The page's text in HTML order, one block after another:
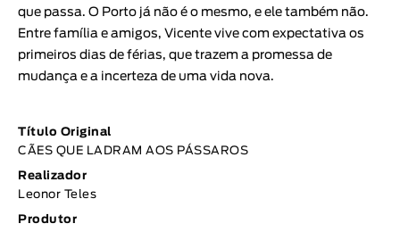
Tópicos selecionados
que passa. O Porto já não é o mesmo, e ele também não.
Entre família e amigos, Vicente vive com expectativa os
primeiros dias de férias, que trazem a promessa de
mudança e a incerteza de uma vida nova.
Título Original
CÃES QUE LADRAM AOS PÁSSAROS
Realizador
Leonor Teles
Produtor